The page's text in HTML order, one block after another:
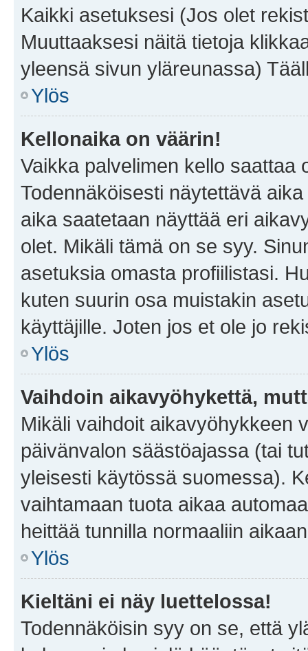
Kaikki asetuksesi (Jos olet
Muuttaaksesi näitä tietoja
yleensä sivun yläreunassa)
Ylös
Kellonaika on väärin!
Vaikka palvelimen kello saattaa
Todennäköisesti näytettävä
aika saatetaan näyttää eri
olet. Mikäli tämä on se syy.
asetuksia omasta profiilistasi.
kuten suurin osa muistakin
käyttäjille. Joten jos et ole jo
Ylös
Vaihdoin aikavyöhykettä,
Mikäli vaihdoit aikavyöhykkeen
päivänvalon säästöajassa (tai
yleisesti käytössä suomessa).
vaihtamaan tuota aikaa
heittää tunnilla normaaliin
Ylös
Kieltäni ei näy luettelossa!
Todennäköisin syy on se, että